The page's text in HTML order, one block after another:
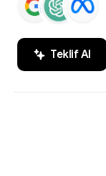
Teklif Al